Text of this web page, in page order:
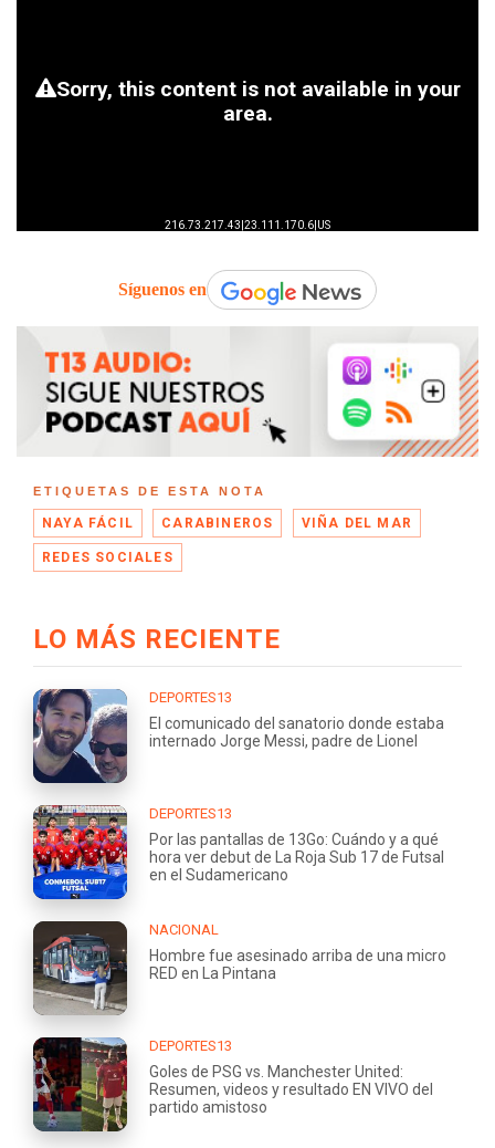
Síguenos en
ETIQUETAS DE ESTA NOTA
NAYA FÁCIL CARABINEROS VIÑA DEL MAR
REDES SOCIALES
LO MÁS RECIENTE
DEPORTES13
El comunicado del sanatorio donde estaba
internado Jorge Messi, padre de Lionel
DEPORTES13
Por las pantallas de 13Go: Cuándo y a qué
hora ver debut de La Roja Sub 17 de Futsal
en el Sudamericano
NACIONAL
Hombre fue asesinado arriba de una micro
RED en La Pintana
DEPORTES13
Goles de PSG vs. Manchester United:
Resumen, videos y resultado EN VIVO del
partido amistoso